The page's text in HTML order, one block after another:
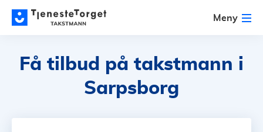
Meny
Få tilbud på takstmann i
Sarpsborg